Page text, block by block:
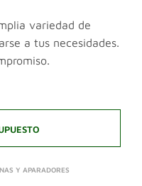
variedad de
a tus necesidades.
Y APARADORES